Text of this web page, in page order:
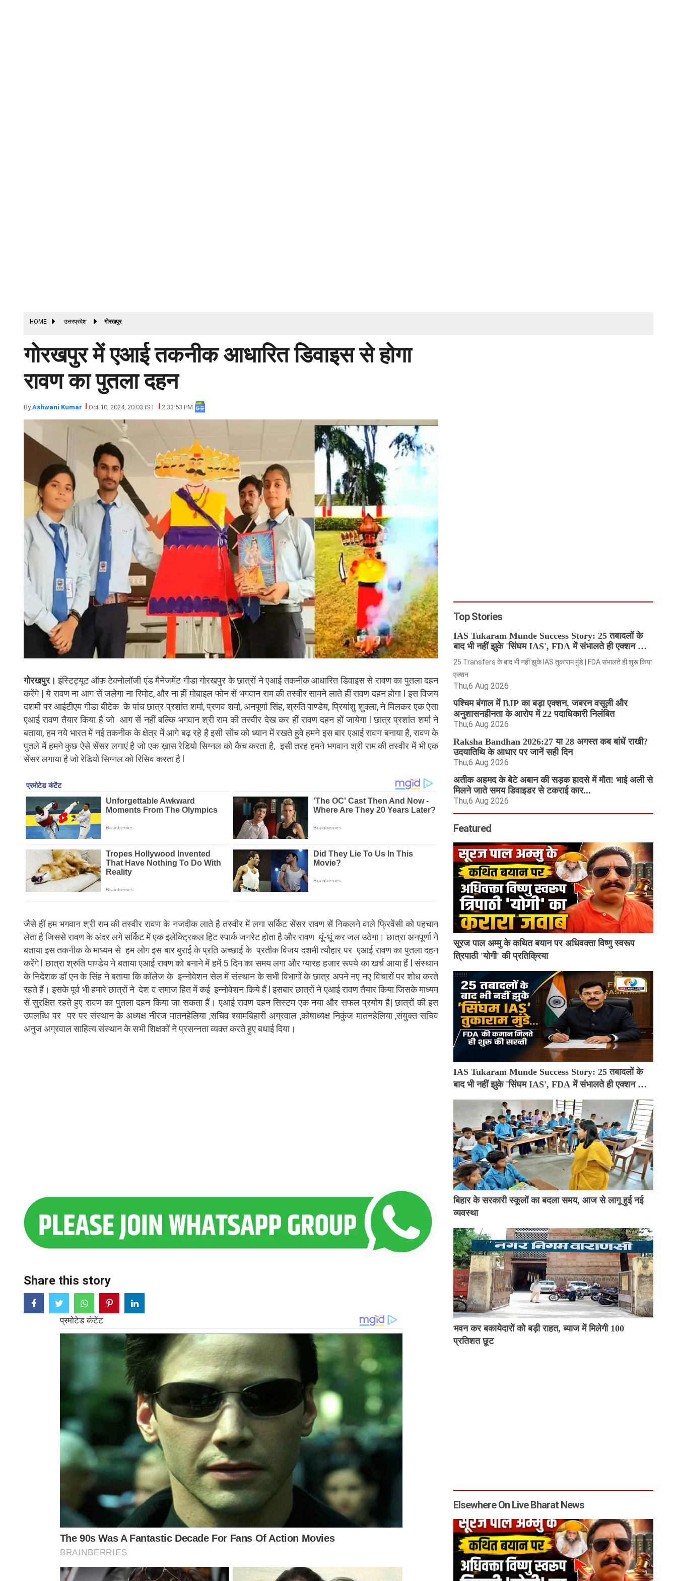
HOME उत्तरप्रदेश गोरखपुर
गोरखपुर में एआई तकनीक आधारित डिवाइस से होगा
रावण का पुतला दहन
ByAshwani Kumar Oct 10, 2024, 20:03 IST 2:33:53 PM
गोरखपुर। इंस्टिट्यूट ऑफ़ टेक्नोलॉजी एंड मैनेजमेंट गीडा गोरखपुर के छात्रों ने एआई तकनीक आधारित डिवाइस से रावण का पुतला दहन
करेंगे | ये रावण ना आग सें जलेगा ना रिमोट, और ना हीं मोबाइल फोन सें भगवान राम की तस्वीर सामने लाते हीं रावण दहन होगा l इस विजय
दशमी पर आईटीएम गीडा बीटेक के पांच छात्र प्रशांत शर्मा, प्रणव शर्मा, अनपूर्णा सिंह, श्रुति पाण्डेय, प्रियांशु शुक्ला, ने मिलकर एक ऐसा
एआई रावण तैयार किया है जो आग सें नहीं बल्कि भगवान श्री राम की तस्वीर देख कर हीं रावण दहन हों जायेगा l छात्र प्रशांत शर्मा ने
बताया, हम नये भारत में नई तकनीक के क्षेत्र में आगे बढ़ रहे है इसी सोंच को ध्यान में रखते हुवे हमने इस बार एआई रावण बनाया है, रावण के
पुतले में हमने कुछ ऐसे सेंसर लगाएं है जो एक ख़ास रेडियो सिग्नल को कैच करता है, इसी तरह हमने भगवान श्री राम की तस्वीर में भी एक
सेंसर लगाया है जो रेडियो सिग्नल को रिसिव करता है l
जैसे हीं हम भगवान श्री राम की तस्वीर रावण के नजदीक लाते है तस्वीर में लगा सर्किट सेंसर रावण सें निकलने वाले फ्रिवेंसी को पहचान
लेता है जिससे रावण के अंदर लगे सर्किट में एक इलेक्ट्रिकल हिट स्पार्क जनरेट होता है और रावण धूं-धूं कर जल उठेगा। छात्रा अनपूर्णा ने
बताया इस तकनीक के माध्यम से हम लोग इस बार बुराई के प्रति अच्छाई के प्रतीक विजय दशमी त्यौहार पर एआई रावण का पुतला दहन
करेंगे l छात्रा श्रुति पाण्डेय ने बताया एआई रावण को बनाने में हमें 5 दिन का समय लगा और ग्यारह हजार रूपये का खर्च आया हैं l संस्थान
के निदेशक डॉ एन के सिंह ने बताया कि कॉलेज के इन्नोवेशन सेल में संस्थान के सभी विभागों के छात्र अपने नए नए विचारों पर शोध करते
रहते हैं। इसके पूर्व भी हमारे छात्रों ने देश व समाज हित में कई इन्नोवेशन किये हैं l इसबार छात्रों ने एआई रावण तैयार किया जिसके माध्यम
सें सुरक्षित रहते हुए रावण का पुतला दहन किया जा सकता हैं। एआई रावण दहन सिस्टम एक नया और सफल प्रयोग है| छात्रों की इस
उपलब्धि पर पर पर संस्थान के अध्यक्ष नीरज मातनहेलिया ,सचिव श्यामबिहारी अग्रवाल ,कोषाध्यक्ष निकुंज मातनहेलिया ,संयुक्त सचिव
अनुज अग्रवाल साहित्य संस्थान के सभी शिक्षकों ने प्रसन्नता व्यक्त करते हुए बधाई दिया।
Share this story
Top Stories
IAS Tukaram Munde Success Story: 25 तबादलों के
बाद भी नहीं झुके 'सिंघम IAS', FDA में संभालते ही एक्शन मोड
में आए
25 Transfers के बाद भी नहीं झुके IAS तुकाराम मुंडे | FDA संभालते ही शुरू किया
एक्शन
Thu,6 Aug 2026
पश्चिम बंगाल में BJP का बड़ा एक्शन, जबरन वसूली और
अनुशासनहीनता के आरोप में 22 पदाधिकारी निलंबित
Thu,6 Aug 2026
Raksha Bandhan 2026:27 या 28 अगस्त कब बांधें राखी?
उदयातिथि के आधार पर जानें सही दिन
Thu,6 Aug 2026
अतीक अहमद के बेटे अबान की सड़क हादसे में मौत! भाई अली से
मिलने जाते समय डिवाइडर से टकराई कार...
Thu,6 Aug 2026
Featured
सूरज पाल अम्मु के कथित बयान पर अधिवक्ता विष्णु स्वरूप
त्रिपाठी 'योगी' की प्रतिक्रिया
IAS Tukaram Munde Success Story: 25 तबादलों के
बाद भी नहीं झुके 'सिंघम IAS', FDA में संभालते ही एक्शन मोड
बिहार के सरकारी स्कूलों का बदला समय, आज से लागू हुई नई
व्यवस्था
भवन कर बकायेदारों को बड़ी राहत, ब्याज में मिलेगी 100
प्रतिशत छूट
Elsewhere On Live Bharat News